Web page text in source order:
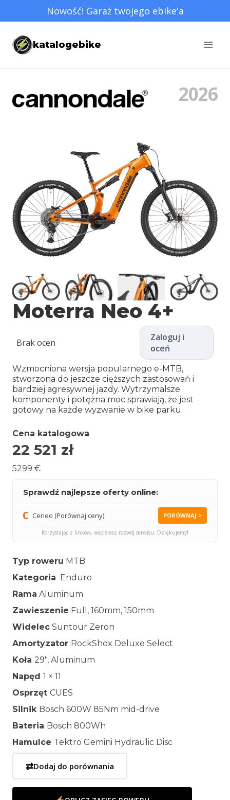
do
treści
Nowość! Garaż twojego ebike'a
katalogebike
2026
Moterra Neo 4+
Brak ocen
Zaloguj i
oceń
Wzmocniona wersja popularnego e-MTB,
stworzona do jeszcze cięższych zastosowań i
bardziej agresywnej jazdy. Wytrzymalsze
komponenty i potężna moc sprawiają, że jest
gotowy na każde wyzwanie w bike parku.
Cena katalogowa
22 521 zł
5299 €
Sprawdź najlepsze oferty online:
Ceneo (Porównaj ceny) PORÓWNAJ >
Korzystając z linków, wspierasz rozwój serwisu. Dziękujemy!
Typ roweru MTB
Kategoria Enduro
Rama Aluminum
Zawieszenie Full, 160mm, 150mm
Widelec Suntour Zeron
Amortyzator RockShox Deluxe Select
Koła 29″, Aluminum
Napęd 1 × 11
Osprzęt CUES
Silnik Bosch 600W 85Nm mid-drive
Bateria Bosch 800Wh
Hamulce Tektro Gemini Hydraulic Disc
⇄Dodaj do porównania